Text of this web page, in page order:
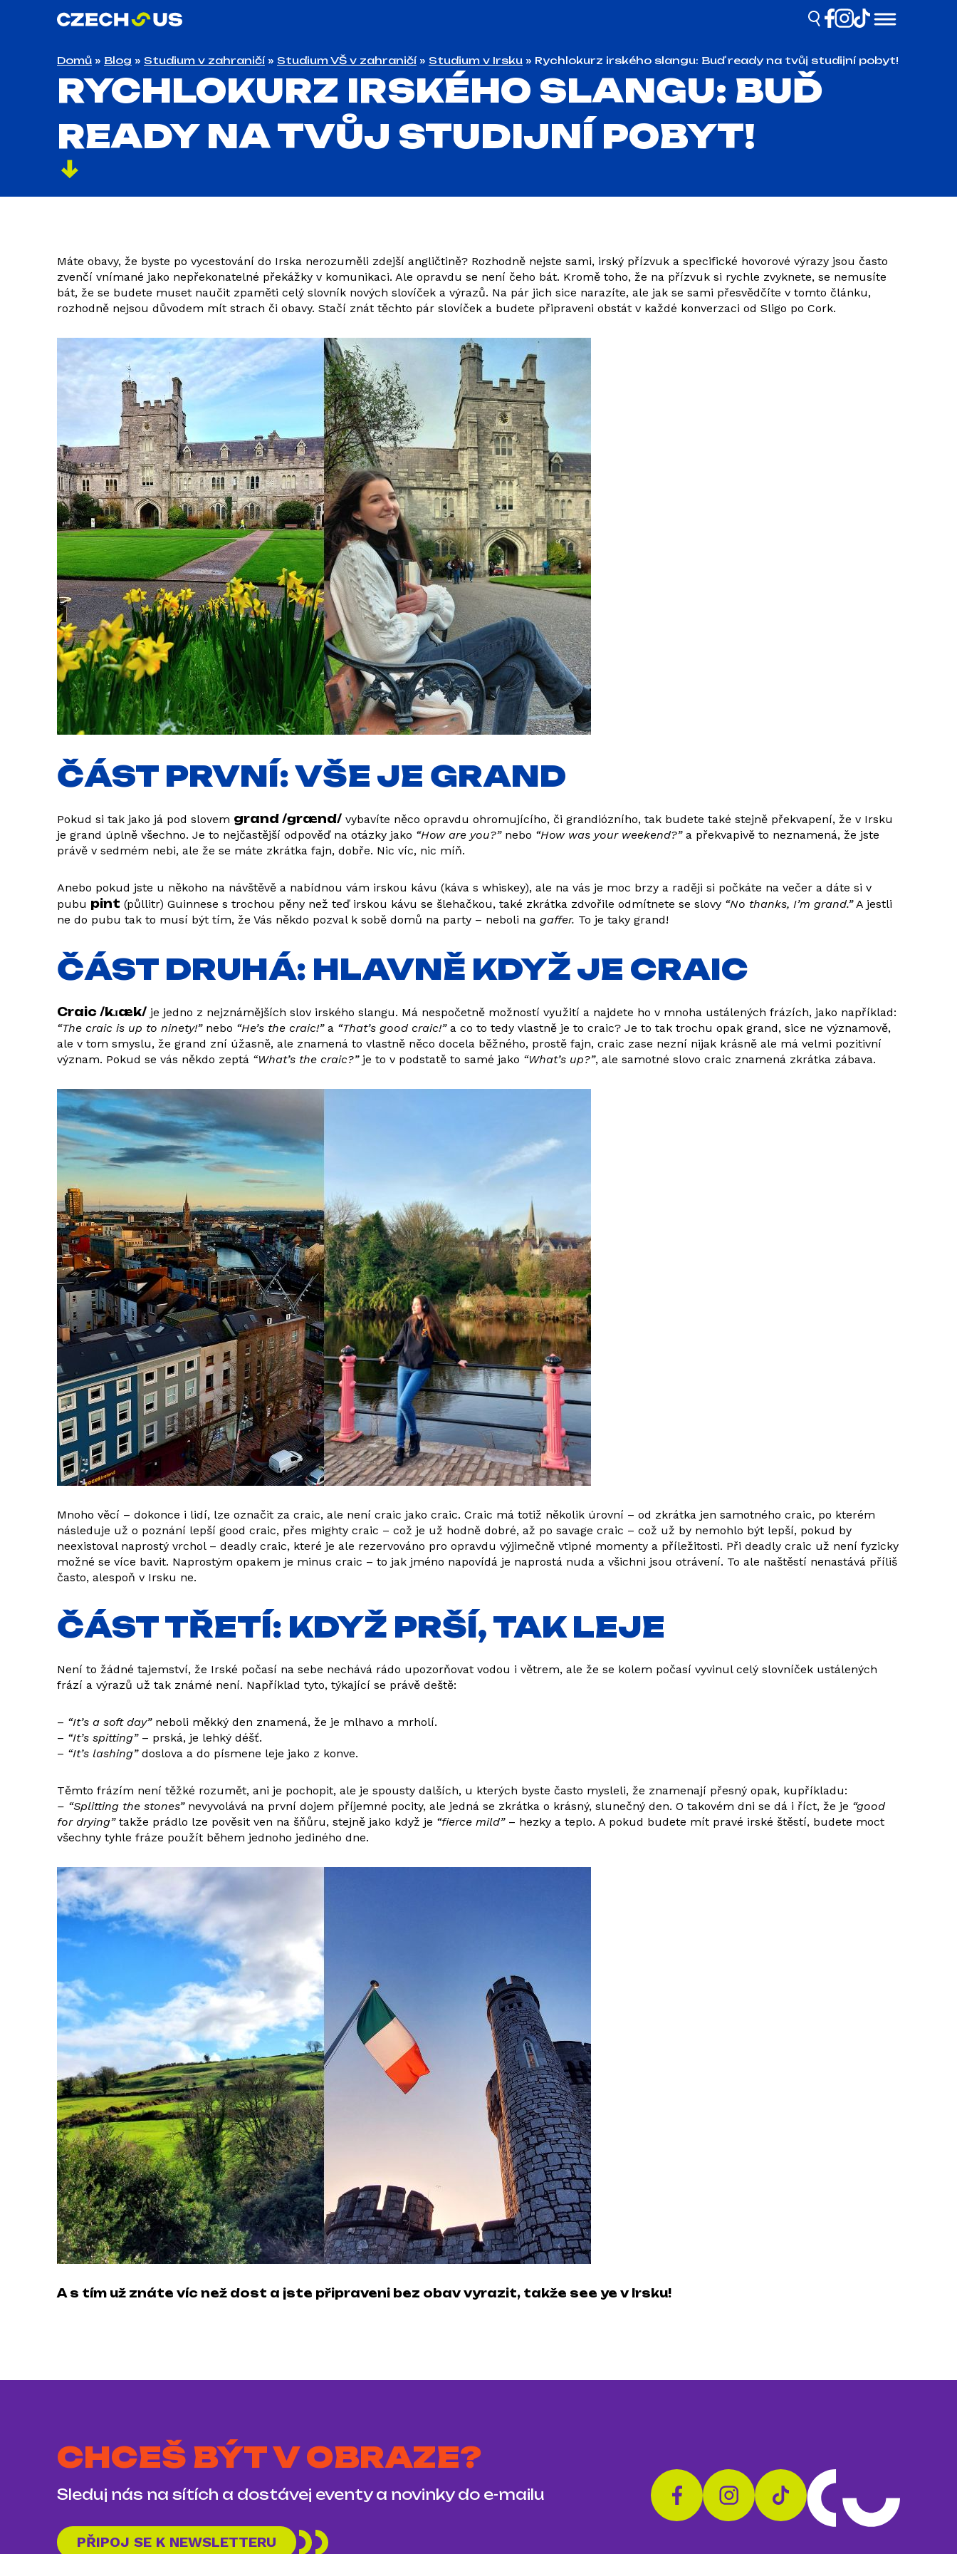
Domů » Blog » Studium v zahraničí» Studium VŠ v zahraničí» Studium v Irsku » Rychlokurz irského slangu: Buď ready na tvůj studijní pobyt!
RYCHLOKURZ IRSKÉHO SLANGU: BUĎ
READY NA TVŮJ STUDIJNÍ POBYT!
Máte obavy, že byste po vycestování do Irska nerozuměli zdejší angličtině? Rozhodně nejste sami, irský přízvuk a specifické hovorové výrazy jsou často
zvenčí vnímané jako nepřekonatelné překážky v komunikaci. Ale opravdu se není čeho bát. Kromě toho, že na přízvuk si rychle zvyknete, se nemusíte
bát, že se budete muset naučit zpaměti celý slovník nových slovíček a výrazů. Na pár jich sice narazíte, ale jak se sami přesvědčíte v tomto článku,
rozhodně nejsou důvodem mít strach či obavy. Stačí znát těchto pár slovíček a budete připraveni obstát v každé konverzaci od Sligo po Cork.
ČÁST PRVNÍ: VŠE JE GRAND
Pokud si tak jako já pod slovem grand /ɡrænd/ vybavíte něco opravdu ohromujícího, či grandiózního, tak budete také stejně překvapení, že v Irsku
je grand úplně všechno. Je to nejčastější odpověď na otázky jako “How are you?”nebo “How was your weekend?”a překvapivě to neznamená, že jste
právě v sedmém nebi, ale že se máte zkrátka fajn, dobře. Nic víc, nic míň.
Anebo pokud jste u někoho na návštěvě a nabídnou vám irskou kávu (káva s whiskey), ale na vás je moc brzy a raději si počkáte na večer a dáte si v
pubu pint (půllitr) Guinnese s trochou pěny než teď irskou kávu se šlehačkou, také zkrátka zdvořile odmítnete se slovy “No thanks, I’m grand.”A jestli
ne do pubu tak to musí být tím, že Vás někdo pozval k sobě domů na party – neboli na gaffer. To je taky grand!
ČÁST DRUHÁ: HLAVNĚ KDYŽ JE CRAIC
Craic /kɹæk/ je jedno z nejznámějších slov irského slangu. Má nespočetně možností využití a najdete ho v mnoha ustálených frázích, jako například:
“The craic is up to ninety!”nebo “He’s the craic!”a “That’s good craic!”a co to tedy vlastně je to craic? Je to tak trochu opak grand, sice ne významově,
ale v tom smyslu, že grand zní úžasně, ale znamená to vlastně něco docela běžného, prostě fajn, craic zase nezní nijak krásně ale má velmi pozitivní
význam. Pokud se vás někdo zeptá “What’s the craic?”je to v podstatě to samé jako “What’s up?”, ale samotné slovo craic znamená zkrátka zábava.
Mnoho věcí – dokonce i lidí, lze označit za craic, ale není craic jako craic. Craic má totiž několik úrovní – od zkrátka jen samotného craic, po kterém
následuje už o poznání lepší good craic, přes mighty craic – což je už hodně dobré, až po savage craic – což už by nemohlo být lepší, pokud by
neexistoval naprostý vrchol – deadly craic, které je ale rezervováno pro opravdu výjimečně vtipné momenty a příležitosti. Při deadly craic už není fyzicky
možné se více bavit. Naprostým opakem je minus craic – to jak jméno napovídá je naprostá nuda a všichni jsou otrávení. To ale naštěstí nenastává příliš
často, alespoň v Irsku ne.
ČÁST TŘETÍ: KDYŽ PRŠÍ, TAK LEJE
Není to žádné tajemství, že Irské počasí na sebe nechává rádo upozorňovat vodou i větrem, ale že se kolem počasí vyvinul celý slovníček ustálených
frází a výrazů už tak známé není. Například tyto, týkající se právě deště:
– “It’s a soft day”neboli měkký den znamená, že je mlhavo a mrholí.
– “It’s spitting”– prská, je lehký déšť.
– “It’s lashing”doslova a do písmene leje jako z konve.
Těmto frázím není těžké rozumět, ani je pochopit, ale je spousty dalších, u kterých byste často mysleli, že znamenají přesný opak, kupříkladu:
– “Splitting the stones”nevyvolává na první dojem příjemné pocity, ale jedná se zkrátka o krásný, slunečný den. O takovém dni se dá i říct, že je “good
for drying”takže prádlo lze pověsit ven na šňůru, stejně jako když je “fierce mild”– hezky a teplo. A pokud budete mít pravé irské štěstí, budete moct
všechny tyhle fráze použít během jednoho jediného dne.
A s tím už znáte víc než dost a jste připraveni bez obav vyrazit, takže see ye v Irsku!
CHCEŠ BÝT V OBRAZE?
Sleduj nás na sítích a dostávej eventy a novinky do e-mailu
PŘIPOJ SE K NEWSLETTERU